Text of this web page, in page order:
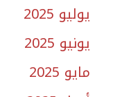
يوليو 2025
يونيو 2025
مايو 2025